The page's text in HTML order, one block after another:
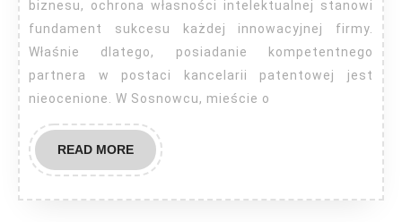
biznesu, ochrona własności intelektualnej stanowi
fundament sukcesu każdej innowacyjnej firmy.
Właśnie dlatego, posiadanie kompetentnego
partnera w postaci kancelarii patentowej jest
nieocenione. W Sosnowcu, mieście o
READ MOREREAD
MORE